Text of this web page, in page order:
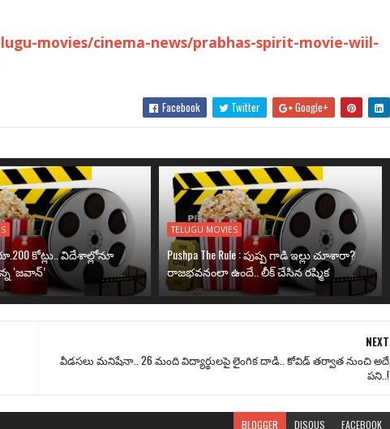
movies/cinema-news/prabhas-spirit-movie-wiil-
Facebook Twitter Google+
కోట్లు.. విదేశాల్లోనూ
‘జవాన్’
TELUGU MOVIES
Pushpa The Rule : పుష్ప గాడి ఇల్లు చూశారా?
రాజభవనంలా ఉందే.. లీక్ చేసిన రష్మిక
NEXT
వీడసలు మనిషేనా.. 26 మంది విద్యార్థులపై లైంగిక దాడి.. కోవిడ్ తర్వాత నుంచి అదే
పని..!
BLOGGER DISQUS FACEBOOK